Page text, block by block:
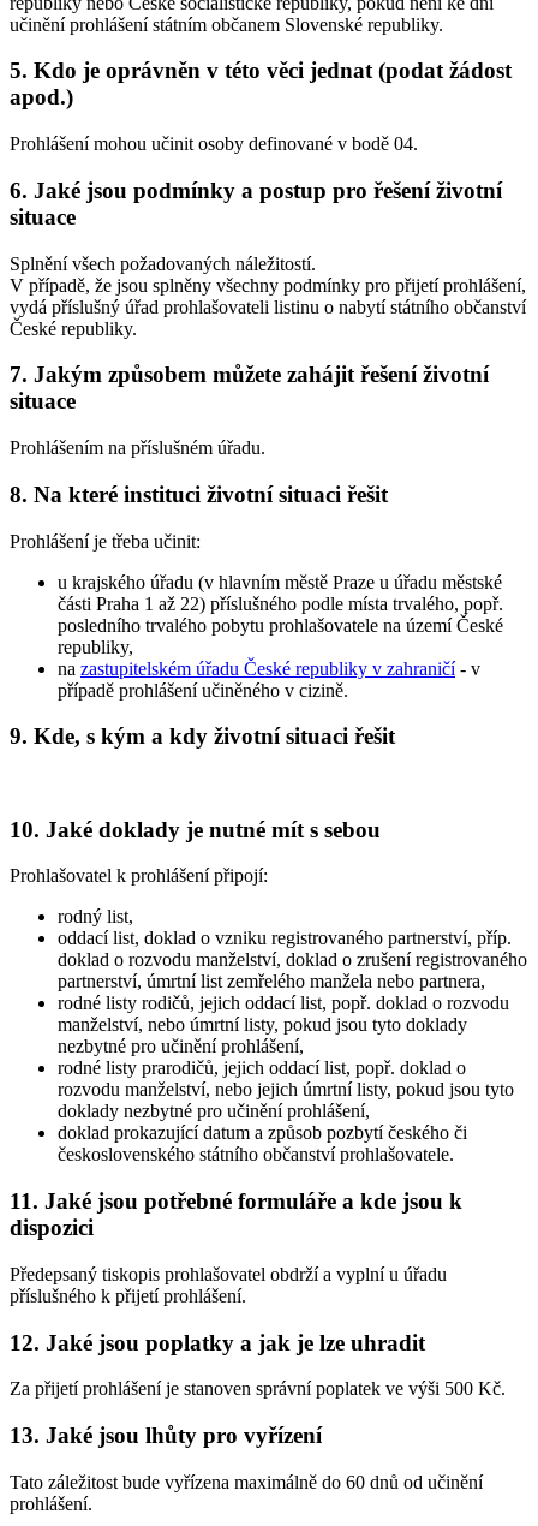
učinění prohlášení státním občanem Slovenské republiky.
5. Kdo je oprávněn v této věci jednat (podat žádost
apod.)
Prohlášení mohou učinit osoby definované v bodě 04.
6. Jaké jsou podmínky a postup pro řešení životní
situace
Splnění všech požadovaných náležitostí.
V případě, že jsou splněny všechny podmínky pro přijetí prohlášení,
vydá příslušný úřad prohlašovateli listinu o nabytí státního občanství
České republiky.
7. Jakým způsobem můžete zahájit řešení životní
situace
Prohlášením na příslušném úřadu.
8. Na které instituci životní situaci řešit
Prohlášení je třeba učinit:
u krajského úřadu (v hlavním městě Praze u úřadu městské
části Praha 1 až 22) příslušného podle místa trvalého, popř.
posledního trvalého pobytu prohlašovatele na území České
republiky,
na zastupitelském úřadu České republiky v zahraničí- v
případě prohlášení učiněného v cizině.
9. Kde, s kým a kdy životní situaci řešit
10. Jaké doklady je nutné mít s sebou
Prohlašovatel k prohlášení připojí:
rodný list,
oddací list, doklad o vzniku registrovaného partnerství, příp.
doklad o rozvodu manželství, doklad o zrušení registrovaného
partnerství, úmrtní list zemřelého manžela nebo partnera,
rodné listy rodičů, jejich oddací list, popř. doklad o rozvodu
manželství, nebo úmrtní listy, pokud jsou tyto doklady
nezbytné pro učinění prohlášení,
rodné listy prarodičů, jejich oddací list, popř. doklad o
rozvodu manželství, nebo jejich úmrtní listy, pokud jsou tyto
doklady nezbytné pro učinění prohlášení,
doklad prokazující datum a způsob pozbytí českého či
československého státního občanství prohlašovatele.
11. Jaké jsou potřebné formuláře a kde jsou k
dispozici
Předepsaný tiskopis prohlašovatel obdrží a vyplní u úřadu
příslušného k přijetí prohlášení.
12. Jaké jsou poplatky a jak je lze uhradit
Za přijetí prohlášení je stanoven správní poplatek ve výši 500 Kč.
13. Jaké jsou lhůty pro vyřízení
Tato záležitost bude vyřízena maximálně do 60 dnů od učinění
prohlášení.